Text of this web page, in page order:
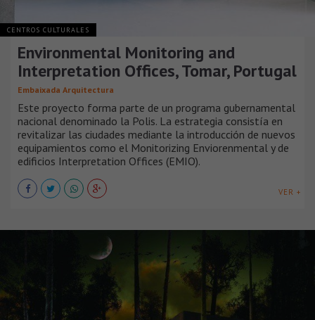
CENTROS CULTURALES
Environmental Monitoring and
Interpretation Offices, Tomar, Portugal
Embaixada Arquitectura
Este proyecto forma parte de un programa gubernamental
nacional denominado la Polis. La estrategia consistía en
revitalizar las ciudades mediante la introducción de nuevos
equipamientos como el Monitorizing Enviorenmental y de
edificios Interpretation Offices (EMIO).
VER +